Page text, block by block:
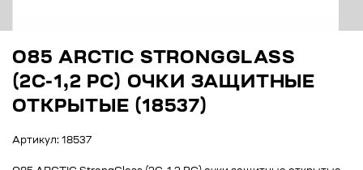
О85 ARCTIС STRONGGLASS
(2С-1,2 PC) ОЧКИ ЗАЩИТНЫЕ
ОТКРЫТЫЕ (18537)
Артикул: 18537